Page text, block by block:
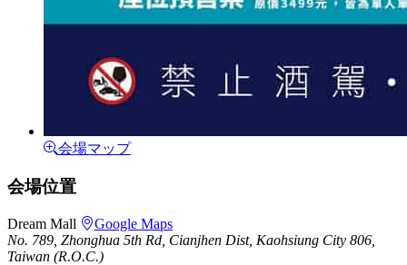
会場マップ
会場位置
Dream Mall
Google Maps
No. 789, Zhonghua 5th Rd, Cianjhen Dist, Kaohsiung City 806,
Taiwan (R.O.C.)